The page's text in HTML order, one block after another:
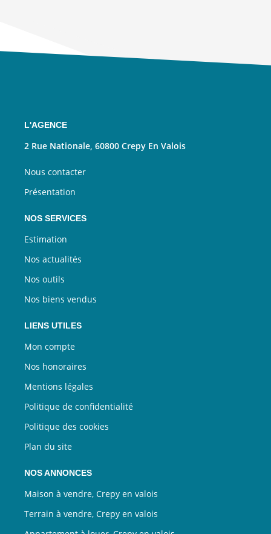
L'AGENCE
2 Rue Nationale, 60800 Crepy En Valois
Nous contacter
Présentation
NOS SERVICES
Estimation
Nos actualités
Nos outils
Nos biens vendus
LIENS UTILES
Mon compte
Nos honoraires
Mentions légales
Politique de confidentialité
Politique des cookies
Plan du site
NOS ANNONCES
Maison à vendre, Crepy en valois
Terrain à vendre, Crepy en valois